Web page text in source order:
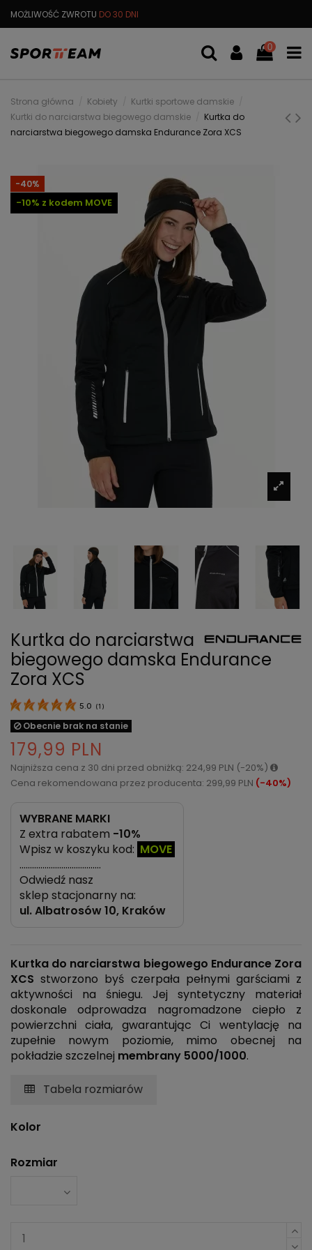
MOŻLIWOŚĆ ZWROTU DO 30 DNI
0
Strona główna Kobiety
Kurtki sportowe damskie
Kurtki do narciarstwa biegowego damskie
Kurtka do
narciarstwa biegowego damska Endurance Zora XCS
-40%
-10% z kodem MOVE
Kurtka do narciarstwa
biegowego damska Endurance
Zora XCS
5.0 (1 )
Obecnie brak na stanie
179,99 PLN
Najniższa cena z 30 dni przed obniżką: 224,99 PLN (-20%)
Cena rekomendowana przez producenta: 299,99 PLN (-40%)
WYBRANE MARKI
Z extra rabatem -10%
Wpisz w koszyku kod: MOVE
…………………………………
Odwiedź nasz
sklep stacjonarny na:
ul.Albatrosów 10, Kraków
Kurtka do narciarstwa biegowego Endurance Zora
XCSstworzono byś czerpała pełnymi garściami z
aktywności na śniegu. Jej syntetyczny materiał
doskonale odprowadza nagromadzone ciepło z
powierzchni ciała, gwarantując Ci wentylację na
zupełnie nowym poziomie, mimo obecnej na
pokładzie szczelnej membrany 5000/1000.
Tabela rozmiarów
Kolor
Rozmiar